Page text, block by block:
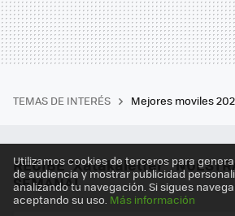
TEMAS DE INTERÉS Mejores moviles
RECIBE "Xatakaletter",
SEMANAL
Utilizamos cookies de terceros para
de audiencia y mostrar publicidad
analizando tu navegación. Si sigues
aceptando su uso. Más información